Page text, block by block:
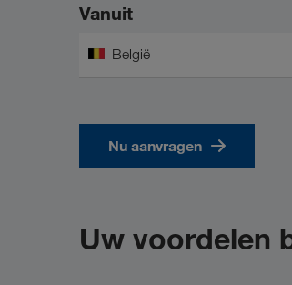
Vanuit
België
Nu aanvragen
Uw voordelen